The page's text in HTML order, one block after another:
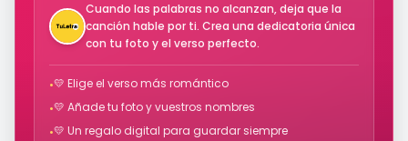
Cuando las palabras no alcanzan, deja que la
canción hable por ti. Crea una dedicatoria única
con tu foto y el verso perfecto.
•💛 Elige el verso más romántico
•💛 Añade tu foto y vuestros nombres
•💛 Un regalo digital para guardar siempre